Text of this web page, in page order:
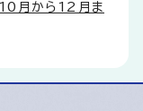
月から12月ま